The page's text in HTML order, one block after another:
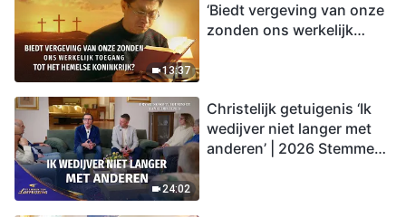
13:37
‘Biedt vergeving van onze
zonden ons werkelijk
24:02
Christelijk getuigenis ‘Ik
wedijver niet langer met
anderen’ | 2026 Stemmen